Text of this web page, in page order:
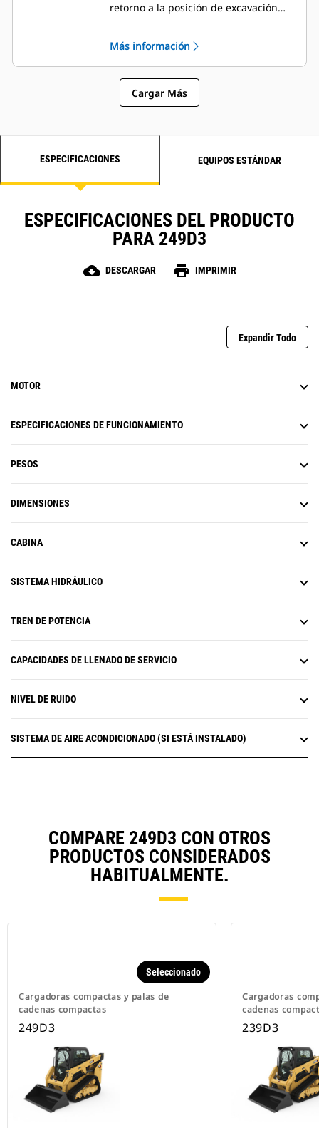
retorno a la posición de excavación
Más información
Cargar Más
ESPECIFICACIONES EQUIPOS ESTÁNDAR
ESPECIFICACIONES DEL PRODUCTO
PARA 249D3
cloud_download DESCARGAR print IMPRIMIR
Expandir Todo
MOTOR
ESPECIFICACIONES DE FUNCIONAMIENTO
PESOS
DIMENSIONES
CABINA
SISTEMA HIDRÁULICO
TREN DE POTENCIA
CAPACIDADES DE LLENADO DE SERVICIO
NIVEL DE RUIDO
SISTEMA DE AIRE ACONDICIONADO (SI ESTÁ INSTALADO)
COMPARE 249D3 CON OTROS
PRODUCTOS CONSIDERADOS
HABITUALMENTE.
Cargadoras compactas y palas de
cadenas compactas
Seleccionado
249D3
Cargadoras
cadenas
239D3